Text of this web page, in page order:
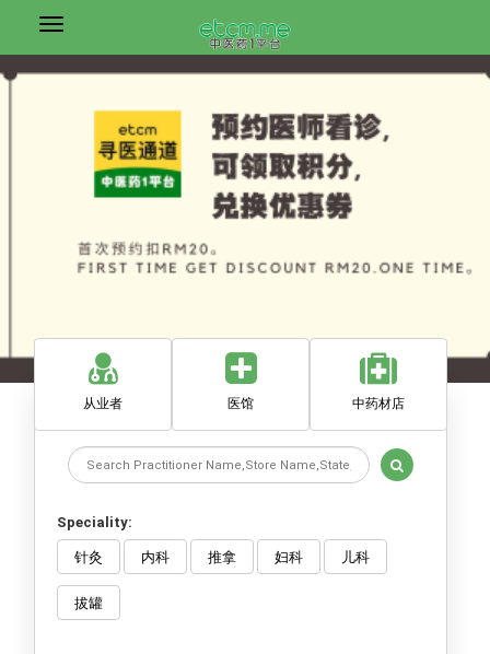
从业者 医馆 中药材店
Speciality:
针灸 内科 推拿 妇科 儿科
拔罐